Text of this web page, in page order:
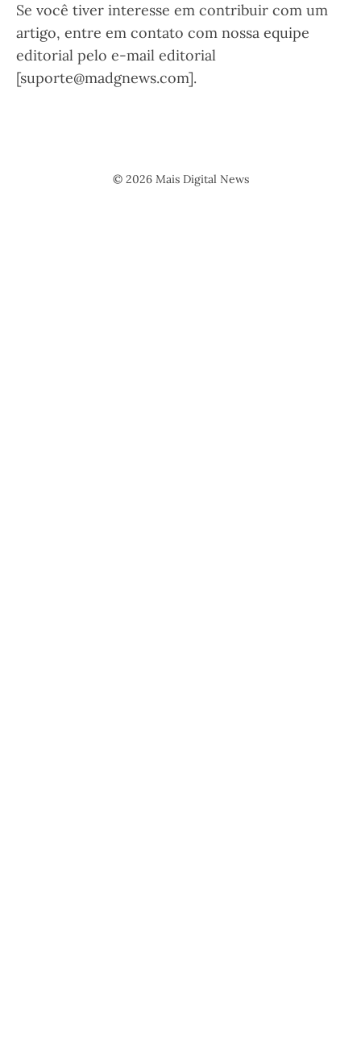
Se você tiver interesse em contribuir com um
artigo, entre em contato com nossa equipe
editorial pelo e-mail editorial
[suporte@madgnews.com].
© 2026 Mais Digital News